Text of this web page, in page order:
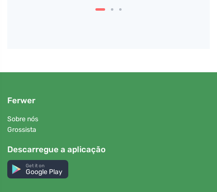
Ferwer
Sobre nós
Grossista
Descarregue a aplicação
Get it on
Google Play